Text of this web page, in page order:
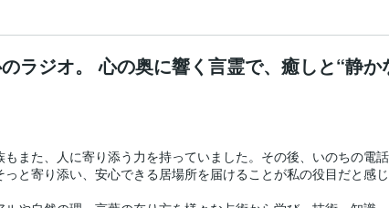
ラジオ。 心の奥に響く言霊で、癒しと“静か
また、人に寄り添う力を持っていました。その後、いのちの電
と寄り添い、安心できる居場所を届けることが私の役目だと感じ